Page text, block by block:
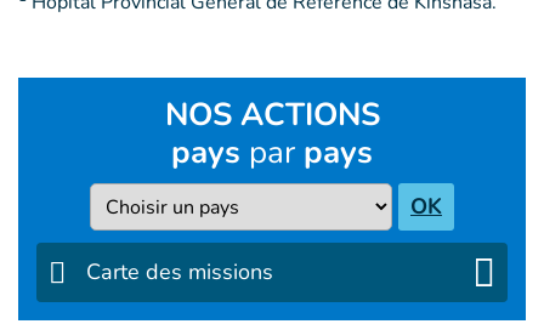
NOS ACTIONS
pays par pays
Pays OK
Carte des missions